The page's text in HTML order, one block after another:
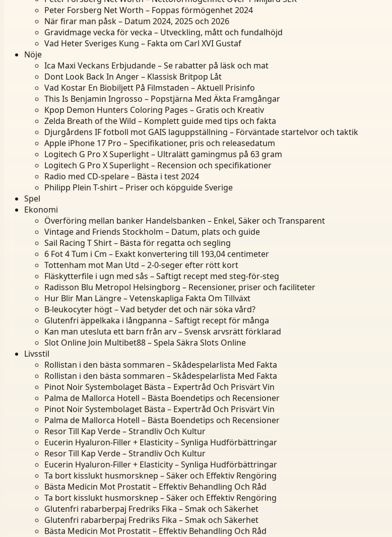
Peter Forsberg Net Worth – Foppas förmögenhet 2024
När firar man påsk – Datum 2024, 2025 och 2026
Gravidmage vecka för vecka – Utveckling, mått och fundalhöjd
Vad Heter Sveriges Kung – Fakta om Carl XVI Gustaf
Nöje
Ica Maxi Veckans Erbjudande – Se rabatter på läsk och mat
Dont Look Back In Anger – Klassisk Britpop Låt
Vad Kostar En Biobiljett På Filmstaden – Aktuell Prisinfo
This Is Benjamin Ingrosso – Popstjärna Med Äkta Framgångar
Kpop Demon Hunters Coloring Pages – Gratis och Kreativ
Zelda Breath of the Wild – Komplett guide med tips och fakta
Djurgårdens IF fotboll mot GAIS laguppställning – Förväntade startelvor och taktik
Apple iPhone 17 Pro – Specifikationer, pris och releasedatum
Logitech G Pro X Superlight – Ultralätt gamingmus på 63 gram
Logitech G Pro X Superlight – Recension och specifikationer
Radio med CD-spelare – Bästa i test 2024
Philipp Plein T-shirt – Priser och köpguide Sverige
Spel
Ekonomi
Överföring mellan banker Handelsbanken – Enkel, Säker och Transparent
Vintage and Friends Stockholm – Datum, plats och guide
Sail Racing T Shirt – Bästa för regatta och segling
6 Fot 4 Tum i Cm – Exakt konvertering till 193,04 centimeter
Tottenham mot Man Utd – 2-0-seger efter rött kort
Fläskytterfile i ugn med sås – Saftigt recept med steg-för-steg
Radisson Blu Metropol Helsingborg – Recensioner, priser och faciliteter
Hur Blir Man Längre – Vetenskapliga Fakta Om Tillväxt
B-leukocyter högt – Vad betyder det och när söka vård?
Glutenfri äppelkaka i långpanna – Saftigt recept för många
Kan man utesluta ett barn från arv – Svensk arvsrätt förklarad
Slot Online Join Multibet88 – Spela Säkra Slots Online
Livsstil
Rollistan i den bästa sommaren – Skådespelarlista Med Fakta
Rollistan i den bästa sommaren – Skådespelarlista Med Fakta
Pinot Noir Systembolaget Bästa – Expertråd Och Prisvärt Vin
Palma de Mallorca Hotell – Bästa Boendetips och Recensioner
Pinot Noir Systembolaget Bästa – Expertråd Och Prisvärt Vin
Palma de Mallorca Hotell – Bästa Boendetips och Recensioner
Resor Till Kap Verde – Strandliv Och Kultur
Eucerin Hyaluron-Filler + Elasticity – Synliga Hudförbättringar
Resor Till Kap Verde – Strandliv Och Kultur
Eucerin Hyaluron-Filler + Elasticity – Synliga Hudförbättringar
Ta bort kisslukt husmorsknep – Säker och Effektiv Rengöring
Bästa Medicin Mot Prostatit – Effektiv Behandling Och Råd
Ta bort kisslukt husmorsknep – Säker och Effektiv Rengöring
Glutenfri rabarberpaj Fredriks Fika – Smak och Säkerhet
Glutenfri rabarberpaj Fredriks Fika – Smak och Säkerhet
Bästa Medicin Mot Prostatit – Effektiv Behandling Och Råd